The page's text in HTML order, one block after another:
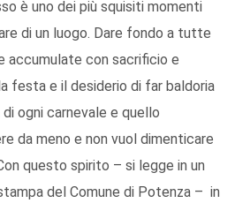
è uno dei più squisiti momenti
di un luogo. Dare fondo a tutte
accumulate con sacrificio e
festa e il desiderio di far baldoria
ogni carnevale e quello
da meno e non vuol dimenticare
questo spirito – si legge in un
del Comune di Potenza – in